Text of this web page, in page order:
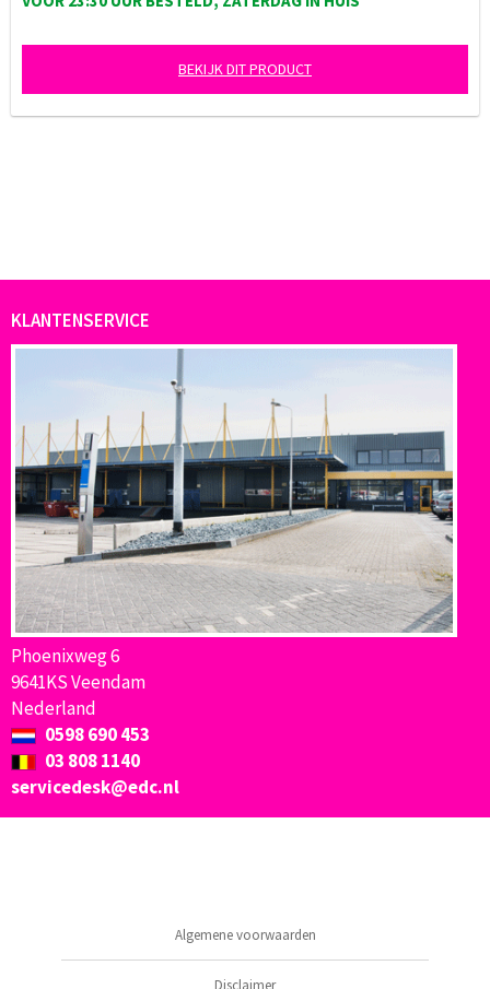
BEKIJK DIT PRODUCT
KLANTENSERVICE
Phoenixweg 6
9641KS Veendam
Nederland
0598 690 453
03 808 1140
servicedesk@edc.nl
Algemene voorwaarden
Disclaimer